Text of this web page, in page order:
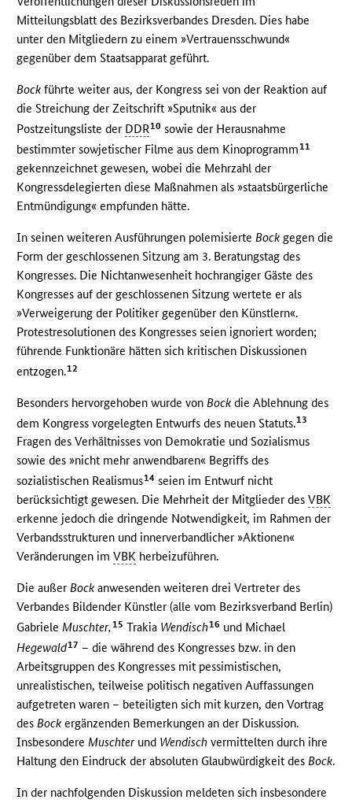
Mitteilungsblatt des Bezirksverbandes Dresden. Dies habe
unter den Mitgliedern zu einem »Vertrauensschwund«
gegenüber dem Staatsapparat geführt.
Bock führte weiter aus, der Kongress sei von der Reaktion auf
die Streichung der Zeitschrift »Sputnik« aus der
Postzeitungsliste der DDR10 sowie der Herausnahme
bestimmter sowjetischer Filme aus dem Kinoprogramm11
gekennzeichnet gewesen, wobei die Mehrzahl der
Kongressdelegierten diese Maßnahmen als »staatsbürgerliche
Entmündigung« empfunden hätte.
In seinen weiteren Ausführungen polemisierte Bock gegen die
Form der geschlossenen Sitzung am 3. Beratungstag des
Kongresses. Die Nichtanwesenheit hochrangiger Gäste des
Kongresses auf der geschlossenen Sitzung wertete er als
»Verweigerung der Politiker gegenüber den Künstlern«.
Protestresolutionen des Kongresses seien ignoriert worden;
führende Funktionäre hätten sich kritischen Diskussionen
entzogen.12
Besonders hervorgehoben wurde von Bock die Ablehnung des
dem Kongress vorgelegten Entwurfs des neuen Statuts.13
Fragen des Verhältnisses von Demokratie und Sozialismus
sowie des »nicht mehr anwendbaren« Begriffs des
sozialistischen Realismus14 seien im Entwurf nicht
berücksichtigt gewesen. Die Mehrheit der Mitglieder desVBK
erkenne jedoch die dringende Notwendigkeit, im Rahmen der
Verbandsstrukturen und innerverbandlicher »Aktionen«
Veränderungen imVBK herbeizuführen.
Die außerBock anwesenden weiteren drei Vertreter des
Verbandes Bildender Künstler (alle vom Bezirksverband Berlin)
GabrieleMuschter,15 Trakia Wendisch16 und Michael
Hegewald17 – die während des Kongresses bzw. in den
Arbeitsgruppen des Kongresses mit pessimistischen,
unrealistischen, teilweise politisch negativen Auffassungen
aufgetreten waren – beteiligten sich mit kurzen, den Vortrag
desBock ergänzenden Bemerkungen an der Diskussion.
InsbesondereMuschterund Wendisch vermittelten durch ihre
Haltung den Eindruck der absoluten Glaubwürdigkeit desBock.
In der nachfolgenden Diskussion meldeten sich insbesondere